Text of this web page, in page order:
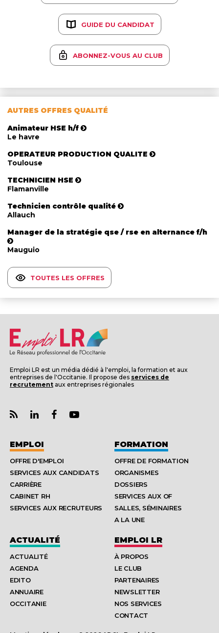
GUIDE DU CANDIDAT
ABONNEZ-VOUS AU CLUB
AUTRES OFFRES QUALITÉ
Animateur HSE h/f
Le havre
OPERATEUR PRODUCTION QUALITE
Toulouse
TECHNICIEN HSE
Flamanville
Technicien contrôle qualité
Allauch
Manager de la stratégie qse / rse en alternance f/h
Mauguio
TOUTES LES OFFRES
Emploi LR est un média dédié à l'emploi, la formation et aux
entreprises de l'Occitanie. Il propose des services de
recrutement aux entreprises régionales
EMPLOI
OFFRE D'EMPLOI
SERVICES AUX CANDIDATS
CARRIÈRE
CABINET RH
SERVICES AUX RECRUTEURS
FORMATION
OFFRE DE FORMATION
ORGANISMES
DOSSIERS
SERVICES AUX OF
SALLES, SÉMINAIRES
A LA UNE
ACTUALITÉ
ACTUALITÉ
AGENDA
EDITO
ANNUAIRE
OCCITANIE
EMPLOI LR
À PROPOS
LE CLUB
PARTENAIRES
NEWSLETTER
NOS SERVICES
CONTACT